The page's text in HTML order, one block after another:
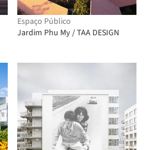
Espaço Público
Jardim Phu My / TAA DESIGN